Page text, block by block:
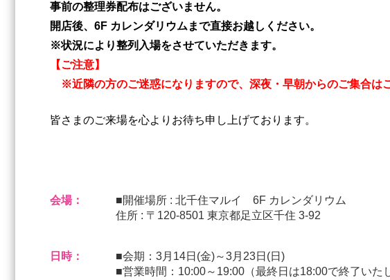
事前の整理券配布はございません。
開店後、6F カレンダリウムまで直接お越しください。
※状況により整列入場をさせていただきます。
【ご注意】
※近隣の方のご迷惑になりますので、深夜・早朝からのご集合は
皆さまのご来場を心よりお待ち申し上げております。
会場：
■開催場所 : 北千住マルイ 6F カレンダリウム
住所 : 〒120-8501 東京都足立区千住 3-92
日時：
■会期：3月14日(金)～3月23日(日)
■営業時間：10:00～19:00（最終日は18:00で終了いた